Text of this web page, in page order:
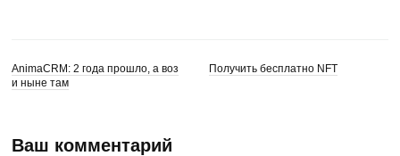
AnimaCRM: 2 года прошло, а воз
и ныне там
Получить бесплатно NFT
Ваш комментарий